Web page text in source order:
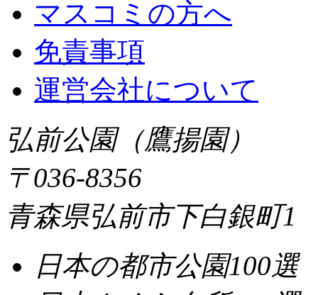
マスコミの方へ
免責事項
運営会社について
弘前公園（鷹揚園）
〒036-8356
青森県弘前市下白銀町1
日本の都市公園100選